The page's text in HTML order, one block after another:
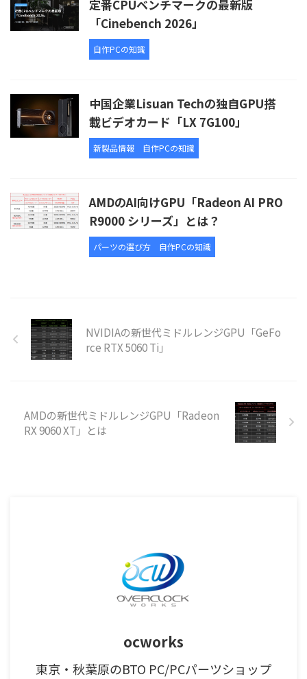
定番CPUベンチマークの最新版
「Cinebench 2026」
自作PCの知識
中国企業Lisuan Techの独自GPU搭
載ビデオカード「LX 7G100」
新製品情報 自作PCの知識
AMDのAI向けGPU「Radeon AI PRO
R9000 シリーズ」とは？
パーツの選び方 自作PCの知識
NVIDIAの新世代ミドルレンジGPU「GeFo
rce RTX 5060 Ti」
AMDの新世代ミドルレンジGPU「Radeon
RX 9060 XT」とは
ocworks
東京・秋葉原のBTO PC/PCパーツショップ